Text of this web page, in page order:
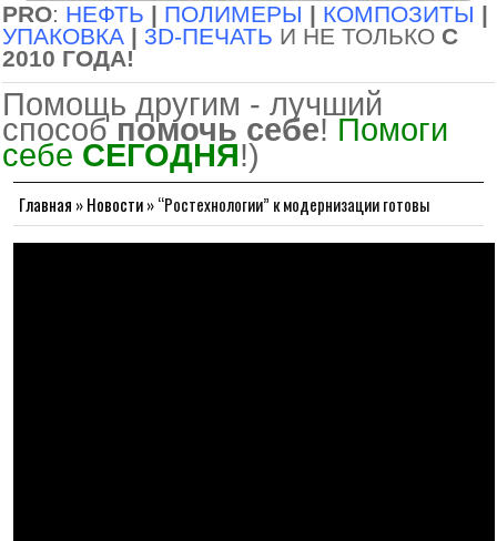
PRO: НЕФТЬ | ПОЛИМЕРЫ | КОМПОЗИТЫ |
УПАКОВКА | 3D-ПЕЧАТЬ И НЕ ТОЛЬКО С
2010 ГОДА!
Помощь другим - лучший
способ помочь себе! Помоги
себе СЕГОДНЯ!)
Главная »Новости»“Ростехнологии” к модернизации готовы